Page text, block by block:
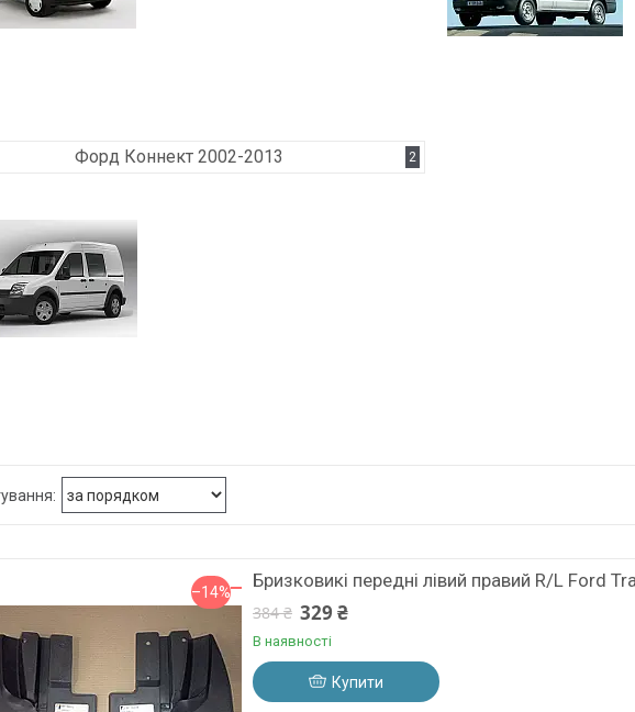
Форд Коннект 2002-2013 2
–14%
Бризковикі передні лівий правий R/L Ford
384 ₴ 329 ₴
В наявності
Купити